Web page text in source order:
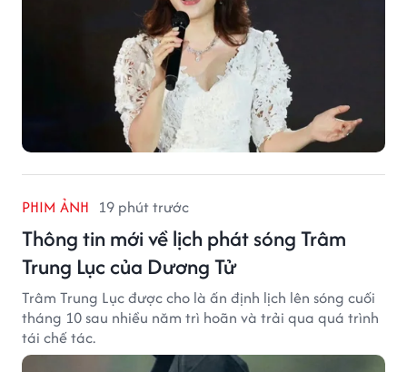
PHIM ẢNH 19 phút trước
Thông tin mới về lịch phát sóng Trâm
Trung Lục của Dương Tử
Trâm Trung Lục được cho là ấn định lịch lên sóng cuối
tháng 10 sau nhiều năm trì hoãn và trải qua quá trình
tái chế tác.